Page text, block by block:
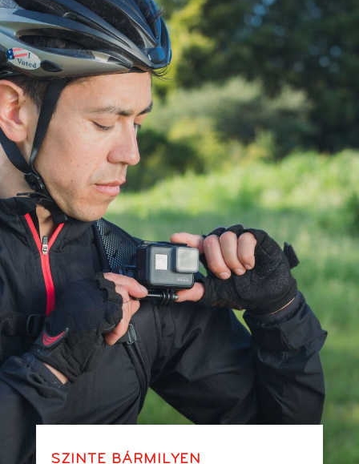
SZINTE BÁRMILYEN